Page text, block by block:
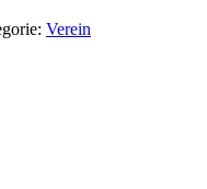
Verein